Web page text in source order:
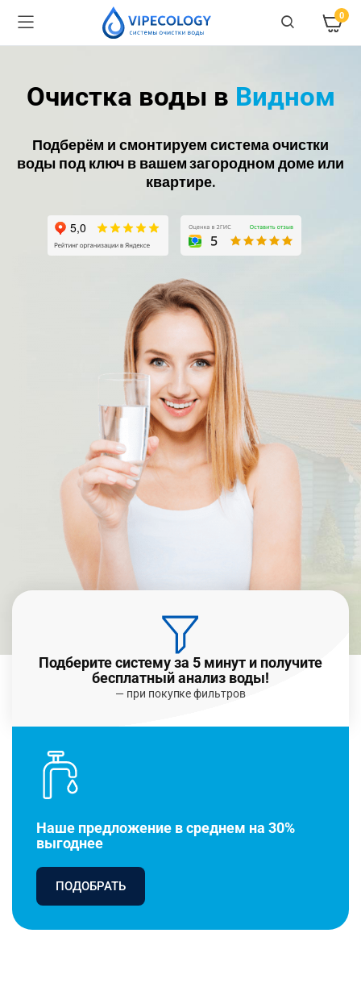
0
Очистка воды в Видном
Подберём и смонтируем система очистки
воды под ключ в вашем загородном доме или
квартире.
Подберите систему за 5 минут и получите
бесплатный анализ воды!
— при покупке фильтров
Наше предложение в среднем на 30%
выгоднее
ПОДОБРАТЬ